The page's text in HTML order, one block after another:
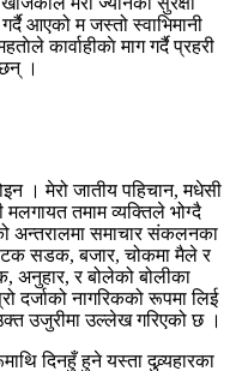
आएको म जस्तो स्वाभिमानी
कार्वाहीकाे माग गर्दै प्रहरी
।
। मेरो जातीय पहिचान, मधेसी
मलगायत तमाम व्यक्तिले भोग्दै
अन्तरालमा समाचार संकलनका
पटक सडक, बजार, चोकमा मैले र
र बोलेको बोलीका
दर्जाको नागरिकको रूपमा लिई
उजुरीमा उल्लेख गरिएको छ ।
दिनहुँ हुने यस्ता दुव्र्यहारका